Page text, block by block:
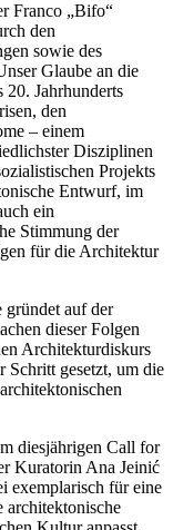
Franco „Bifo“
den
sowie des
Glaube an die
20. Jahrhunderts
den
– einem
Disziplinen
Projekts
Entwurf, im
ein
Stimmung der
für die Architektur
auf der
dieser Folgen
Architekturdiskurs
Schritt gesetzt, um die
diesjährigen Call for
Kuratorin Ana Jeinić
exemplarisch für eine
architektonische